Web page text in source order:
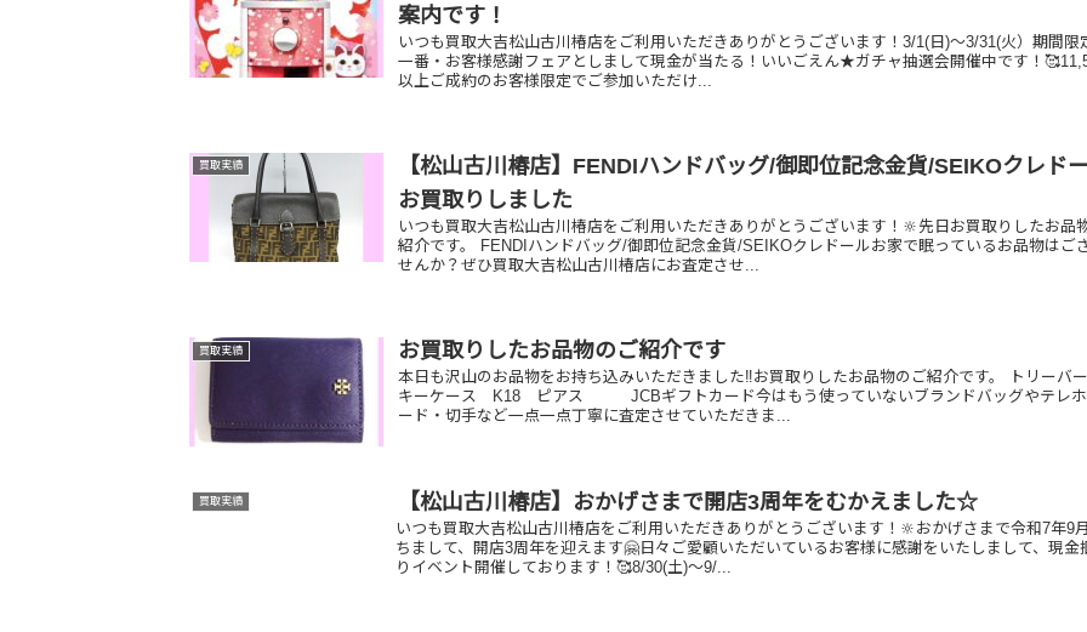
案内です！
いつも買取大吉松山古川椿店をご利用いただきありがとうございます！3/1(日)～3/31(火）期間
一番・お客様感謝フェアとしまして現金が当たる！いいごえん★ガチャ抽選会開催中です！
以上ご成約のお客様限定でご参加いただけ...
買取実績
【松山古川椿店】FENDIハンドバッグ/御即位記念金貨/SEIKOクレド
お買取りしました
いつも買取大吉松山古川椿店をご利用いただきありがとうございます！🔆先日お買取りしたお品
紹介です。 FENDIハンドバッグ/御即位記念金貨/SEIKOクレドールお家で眠っているお品物はご
せんか？ぜひ買取大吉松山古川椿店にお査定させ...
買取実績 お買取りしたお品物のご紹介です
本日も沢山のお品物をお持ち込みいただきました‼️お買取りしたお品物のご紹介です。 トリーバ
キーケース K18 ピアス JCBギフトカード今はもう使っていないブランドバッグやテレホ
ード・切手など一点一点丁寧に査定させていただきま...
買取実績 【松山古川椿店】おかげさまで開店3周年をむかえました☆
いつも買取大吉松山古川椿店をご利用いただきありがとうございます！🔆おかげさまで令和7年9
ちまして、開店3周年を迎えます🤗日々ご愛顧いただいているお客様に感謝をいたしまして、現金
りイベント開催しております！🥰8/30(土)～9/...